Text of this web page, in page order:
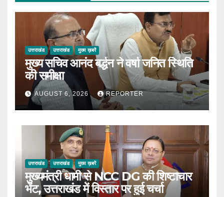
उत्तराखंड उत्तराखंड मुख्य ख़बरें
मुख्य सचिव आनंद बर्द्धन ने वर्षा जनित स्थिति
की समीक्षा
AUGUST 6, 2026 REPORTER
उत्तराखंड उत्तराखंड मुख्य ख़बरें
मुख्यमंत्री धामी से NCC DG की शिष्टाचार
भेंट, उत्तराखंड में विस्तार पर हुई चर्चा